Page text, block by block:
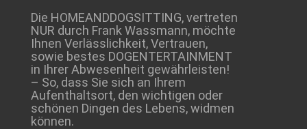
Die HOMEANDDOGSITTING, vertreten
NUR durch Frank Wassmann, möchte
Ihnen Verlässlichkeit, Vertrauen,
sowie bestes DOGENTERTAINMENT
in Ihrer Abwesenheit gewährleisten!
– So, dass Sie sich an Ihrem
Aufenthaltsort, den wichtigen oder
schönen Dingen des Lebens, widmen
können.